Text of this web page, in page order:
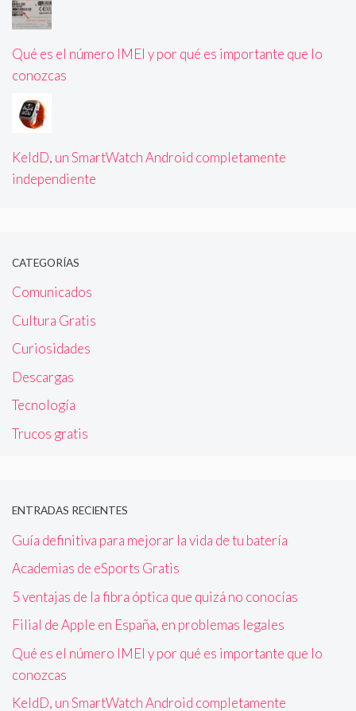
Qué es el número IMEI y por qué es importante que lo
conozcas
KeldD, un SmartWatch Android completamente
independiente
CATEGORÍAS
Comunicados
Cultura Gratis
Curiosidades
Descargas
Tecnología
Trucos gratis
ENTRADAS RECIENTES
Guía definitiva para mejorar la vida de tu batería
Academias de eSports Gratis
5 ventajas de la fibra óptica que quizá no conocías
Filial de Apple en España, en problemas legales
Qué es el número IMEI y por qué es importante que lo
conozcas
KeldD, un SmartWatch Android completamente